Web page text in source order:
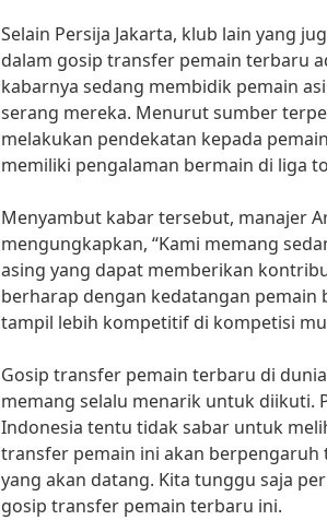
Selain Persija Jakarta, klub lain yang
dalam gosip transfer pemain terbaru
kabarnya sedang membidik pemain
serang mereka. Menurut sumber
melakukan pendekatan kepada
memiliki pengalaman bermain di liga
Menyambut kabar tersebut, manajer
mengungkapkan, “Kami memang
asing yang dapat memberikan
berharap dengan kedatangan pemain
tampil lebih kompetitif di kompetisi
Gosip transfer pemain terbaru di
memang selalu menarik untuk diikuti.
Indonesia tentu tidak sabar untuk
transfer pemain ini akan
yang akan datang. Kita tunggu saja
gosip transfer pemain terbaru ini.